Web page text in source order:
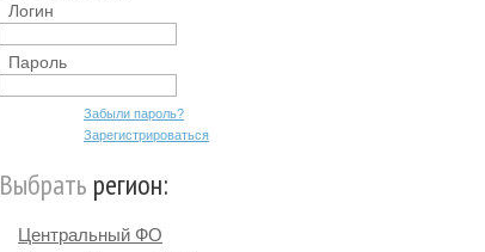
Логин
Пароль
Забыли пароль?
Зарегистрироваться
Выбрать регион:
Центральный ФО